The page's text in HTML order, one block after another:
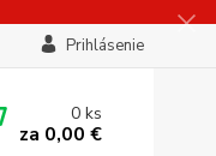
Prihlásenie
0ks
za 0,00 €